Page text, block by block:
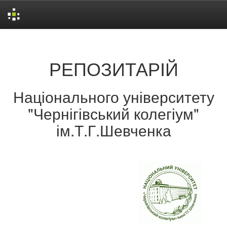
РЕПОЗИТАРІЙ
Національного університету
"Чернігівський колегіум"
ім.Т.Г.Шевченка